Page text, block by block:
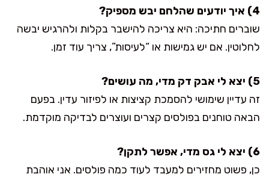
4) איך יודעים שהלחם יבש מספיק?
שוברים חתיכה: היא צריכה להישבר בקלות ולהרגיש יבשה
לחלוטין. אם יש גמישות או “לעיסות”, צריך עוד זמן.
5) יצא לי אבק דק מדי, מה עושים?
זה עדיין שימושי להסמכת קציצות או לפיזור עדין. בפעם
הבאה טוחנים בפולסים קצרים ועוצרים לבדיקה מוקדמת.
6) יצא לי גס מדי, אפשר לתקן?
כן, פשוט מחזירים למעבד לעוד כמה פולסים. אני אוהבת